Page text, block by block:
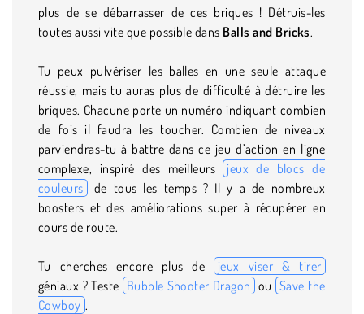
plus de se débarrasser de ces briques ! Détruis-les
toutes aussi vite que possible dans Balls and Bricks.
Tu peux pulvériser les balles en une seule attaque
réussie, mais tu auras plus de difficulté à détruire les
briques. Chacune porte un numéro indiquant combien
de fois il faudra les toucher. Combien de niveaux
parviendras-tu à battre dans ce jeu d’action en ligne
complexe, inspiré des meilleurs jeux de blocs de
couleurs de tous les temps ? Il y a de nombreux
boosters et des améliorations super à récupérer en
cours de route.
Tu cherches encore plus de
jeux viser & tirer
géniaux ? Teste Bubble Shooter Dragon ou Save the
Cowboy .